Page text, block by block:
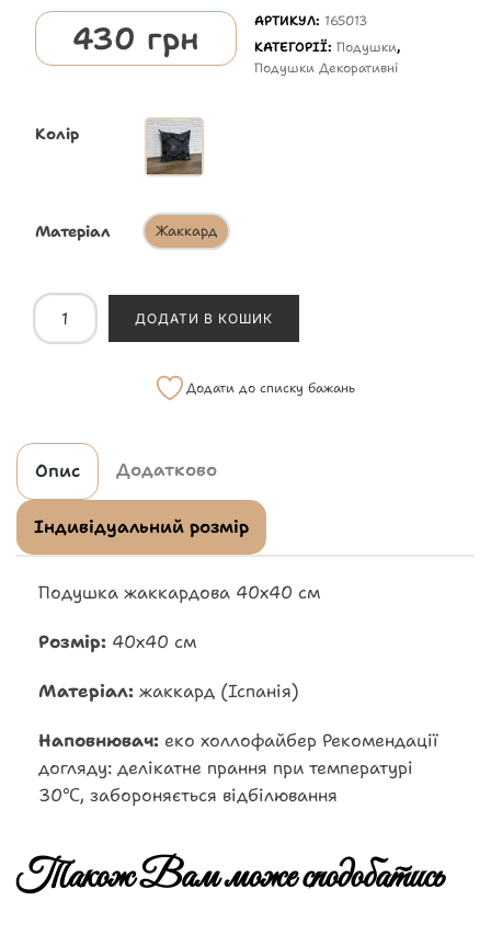
430 грн АРТИКУЛ: 165013
КАТЕГОРІЇ:Подушки,
Подушки Декоративні
Колір
Матеріал Жаккард
ДОДАТИ В КОШИК
Додати до списку бажань
Опис Додатково
Індивідуальний розмір
Подушка жаккардова 40х40 см
Розмір: 40х40 см
Матеріал: жаккард (Іспанія)
Наповнювач: еко холлофайбер Рекомендації
догляду: делікатне прання при температурі
30℃, забороняється відбілювання
Також Вам може сподобатись